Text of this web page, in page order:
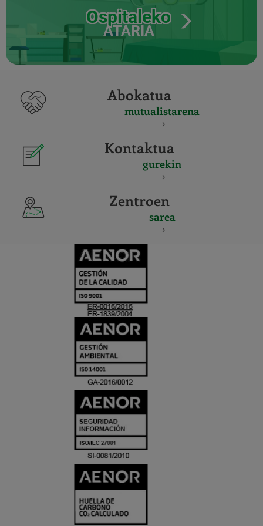
Ospitaleko
ATARIA
Abokatua
mutualistarena
Kontaktua
gurekin
Zentroen
sarea